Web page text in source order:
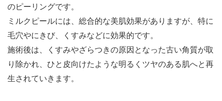
のピーリングです。
ミルクピールには、総合的な美肌効果がありますが、特に
毛穴やにきび、くすみなどに効果的です。
施術後は、くすみやざらつきの原因となった古い角質が取
り除かれ、ひと皮向けたような明るくツヤのある肌へと再
生されていきます。